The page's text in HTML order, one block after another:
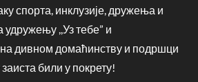
спорта, инклузије, дружења и
удружењу ,,Уз тебе” и
дивном домаћинству и подршци
били у покрету!